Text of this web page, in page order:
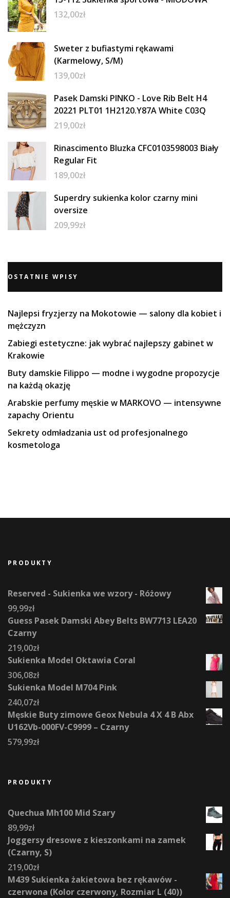
132,00zł
Sweter z bufiastymi rękawami
(Karmelowy, S/M)
139,00zł
Pasek Damski PINKO - Love Rib Belt H4
20221 PLT01 1H2120.Y87A White C03Q
219,00zł
Rinascimento Bluzka CFC0103598003 Biały
Regular Fit
189,00zł
Superdry sukienka kolor czarny mini
oversize
209,99zł
OSTATNIE WPISY
Najlepsi fryzjerzy na Mokotowie — salony dla kobiet i
mężczyzn
Zabiegi estetyczne: jak wybrać najlepszy gabinet w
Krakowie
Buty damskie Filippo — modne i wygodne propozycje
na każdą okazję
Arabskie perfumy męskie w MARKOVO — intensywne
zapachy Orientu
Sekrety odmładzania ust od profesjonalnego
kosmetologa
PRODUKTY
Reserved - Sukienka we wzory - Różowy
99,99zł
Guess Pasek Damski Abey Belts BW7713 LEA20
Czarny
219,00zł
Sukienka Model Oktawia Coral
306,08zł
Sukienka Model M704 Pink
240,07zł
Męskie Buty zimowe Geox Nebula 4 X 4 B Abx
U162Vb-000FV-C9999 – Czarny
579,99zł
PRODUKTY
Quechua Mh100 Mid Szary
89,99zł
Joggersy dresowe z kieszonkami na zamek
(Czarny, S)
219,00zł
M439 Sukienka żakietowa bez rękawów -
czerwona (Kolor czerwony, Rozmiar L (40))